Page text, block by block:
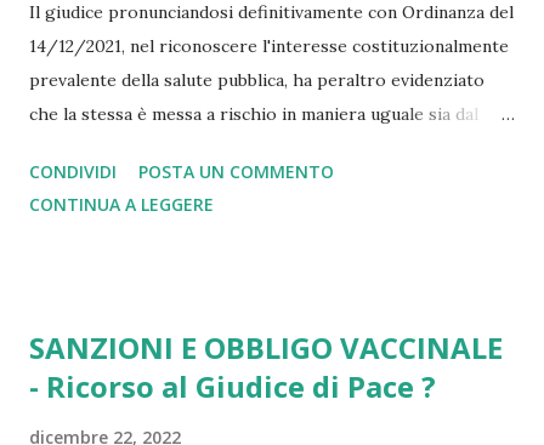
Il giudice pronunciandosi definitivamente con Ordinanza del
14/12/2021, nel riconoscere l'interesse costituzionalmente
prevalente della salute pubblica, ha peraltro evidenziato
che la stessa è messa a rischio in maniera uguale sia dal
di vaccinazione imposto dal DL44/2021 quale requisito
professionale richiesto ai sanitari - ora esteso dal
Costituzione. I principi giuridici e medico scientifici
espressi nell'Ordinanza del Giudice sono d'altronde
CONDIVIDI
POSTA UN COMMENTO
CONTINUA A LEGGERE
SANZIONI E OBBLIGO VACCINALE
- Ricorso al Giudice di Pace ?
dicembre 22, 2022